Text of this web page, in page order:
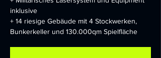
inklusive
+ 14 riesige Gebäude mit 4 Stockwerken,
Bunkerkeller und 130.000qm Spielfläche